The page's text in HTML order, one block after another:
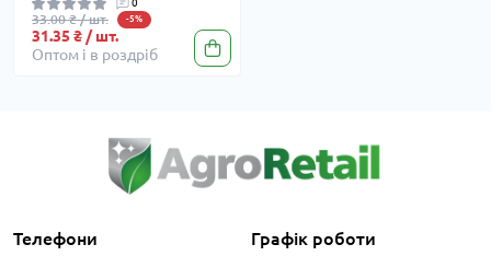
0
33.00 ₴ / шт. -5%
31.35 ₴ / шт.
Оптом і в роздріб
Телефони Графік роботи